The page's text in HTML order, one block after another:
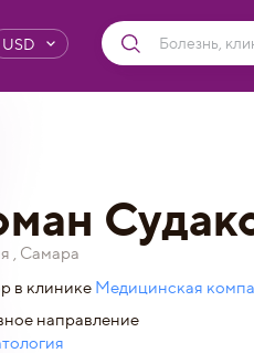
USD
, Самара
в клинике Медицинская
направление